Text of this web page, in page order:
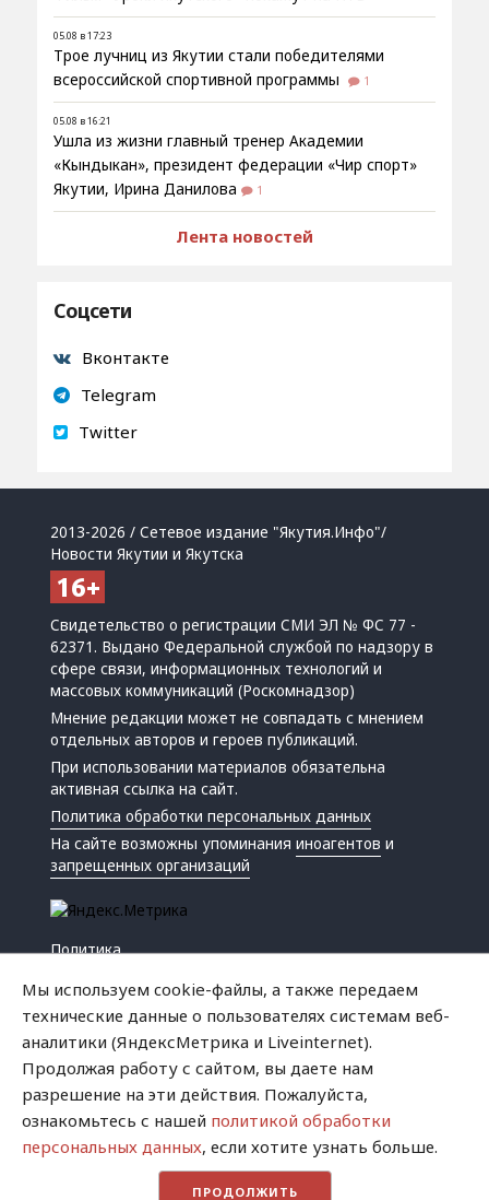
05.08 в 17:23
Трое лучниц из Якутии стали победителями
всероссийской спортивной программы
1
05.08 в 16:21
Ушла из жизни главный тренер Академии
«Кындыкан», президент федерации «Чир спорт»
Якутии, Ирина Данилова
1
Лента новостей
Соцсети
Вконтакте
Telegram
Twitter
2013-2026 / Сетевое издание "Якутия.Инфо"/
Новости Якутии и Якутска
Свидетельство о регистрации СМИ ЭЛ № ФС 77 -
62371. Выдано Федеральной службой по надзору в
сфере связи, информационных технологий и
массовых коммуникаций (Роскомнадзор)
Мнение редакции может не совпадать с мнением
отдельных авторов и героев публикаций.
При использовании материалов обязательна
активная ссылка на сайт.
Политика обработки персональных данных
На сайте возможны упоминанияиноагентов и
запрещенных организаций
Политика
Криминал
Успех
Хватит это терпеть
Мы используем cookie-файлы, а также передаем
технические данные о пользователях системам веб-
аналитики (ЯндексМетрика и Liveinternet).
Продолжая работу с сайтом, вы даете нам
разрешение на эти действия. Пожалуйста,
ознакомьтесь с нашей политикой обработки
персональных данных, если хотите узнать больше.
ПРОДОЛЖИТЬ